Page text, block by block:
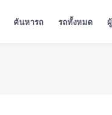
ค้นหารถ รถทั้งหมด